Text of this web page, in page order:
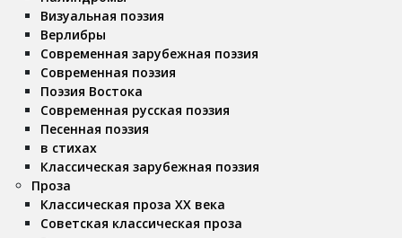
Визуальная поэзия
Верлибры
Современная зарубежная поэзия
Современная поэзия
Поэзия Востока
Современная русская поэзия
Песенная поэзия
в стихах
Классическая зарубежная поэзия
Проза
Классическая проза ХX века
Советская классическая проза